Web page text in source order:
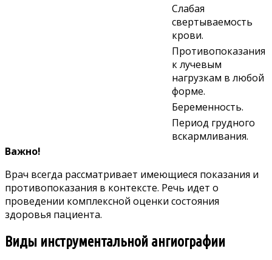
Слабая
свертываемость
крови.
Противопоказания
к лучевым
нагрузкам в любой
форме.
Беременность.
Период грудного
вскармливания.
Важно!
Врач всегда рассматривает имеющиеся показания и
противопоказания в контексте. Речь идет о
проведении комплексной оценки состояния
здоровья пациента.
Виды инструментальной ангиографии